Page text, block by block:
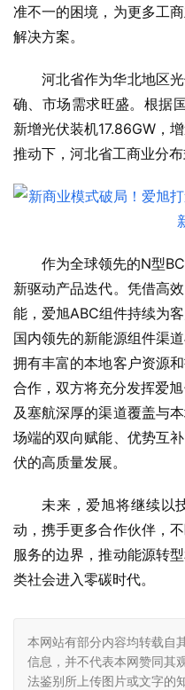
准不一的困境，为更多工
解决方案。
河北省作为华北地区
确、市场需求旺盛。根据
新增光伏装机17.86GW，
推动下，河北省工商业分
作为全球领先的N型
新驱动产品迭代。凭借高
能，爱旭ABC组件持续为
国内领先的新能源组件渠
拥有丰富的本地客户资源
合作，双方将充分发挥爱
及塞航深厚的渠道覆盖与
场端的双向赋能、优势互
伏的高质量发展。
未来，爱旭将继续以
动，携手更多合作伙伴，
服务的边界，推动能源转
类社会进入零碳时代。
本网站有部分内容均转载自
信息，并不代表本网赞同其
法鉴别所上传图片或文字的